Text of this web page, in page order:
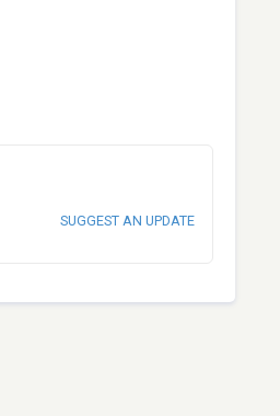
SUGGEST AN UPDATE